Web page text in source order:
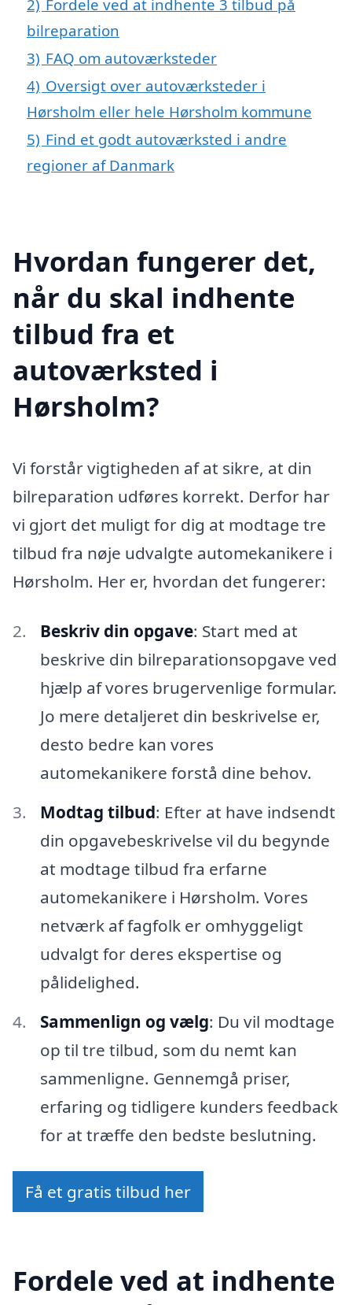
2) Fordele ved at indhente 3 tilbud på
bilreparation
3) FAQ om autoværksteder
4) Oversigt over autoværksteder i
Hørsholm eller hele Hørsholm kommune
5) Find et godt autoværksted i andre
regioner af Danmark
Hvordan fungerer det,
når du skal indhente
tilbud fra et
autoværksted i
Hørsholm?
Vi forstår vigtigheden af at sikre, at din
bilreparation udføres korrekt. Derfor har
vi gjort det muligt for dig at modtage tre
tilbud fra nøje udvalgte automekanikere i
Hørsholm. Her er, hvordan det fungerer:
Beskriv din opgave: Start med at
beskrive din bilreparationsopgave ved
hjælp af vores brugervenlige formular.
Jo mere detaljeret din beskrivelse er,
desto bedre kan vores
automekanikere forstå dine behov.
Modtag tilbud: Efter at have indsendt
din opgavebeskrivelse vil du begynde
at modtage tilbud fra erfarne
automekanikere i Hørsholm. Vores
netværk af fagfolk er omhyggeligt
udvalgt for deres ekspertise og
pålidelighed.
Sammenlign og vælg: Du vil modtage
op til tre tilbud, som du nemt kan
sammenligne. Gennemgå priser,
erfaring og tidligere kunders feedback
for at træffe den bedste beslutning.
Få et gratis tilbud her
Fordele ved at indhente